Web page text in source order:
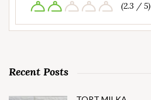
(2.3 / 5)
Recent Posts